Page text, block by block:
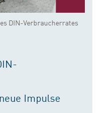
DIN-Verbraucherrates
Impulse